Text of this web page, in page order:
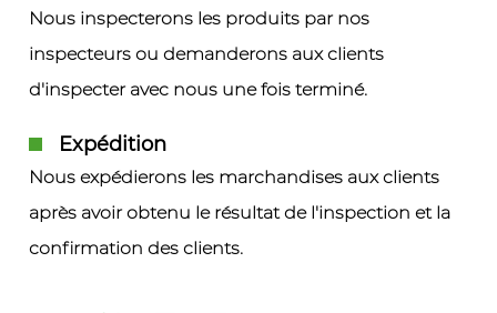
Nous inspecterons les produits par nos
inspecteurs ou demanderons aux clients
d'inspecter avec nous une fois terminé.
Expédition
Nous expédierons les marchandises aux clients
après avoir obtenu le résultat de l'inspection et la
confirmation des clients.